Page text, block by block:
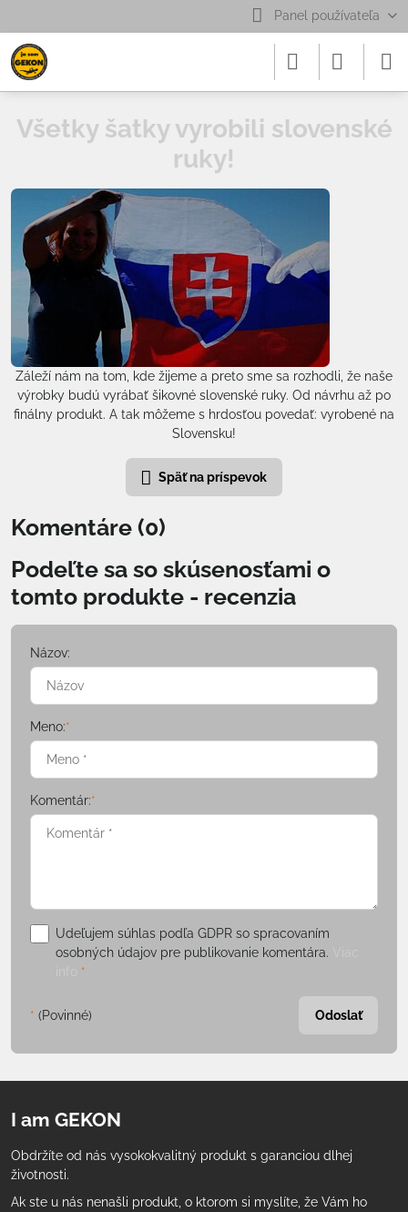
Panel používateľa
Všetky šatky vyrobili slovenské
ruky!
Záleží nám na tom, kde žijeme a preto sme sa rozhodli, že naše
výrobky budú vyrábať šikovné slovenské ruky. Od návrhu až po
finálny produkt. A tak môžeme s hrdosťou povedať: vyrobené na
Slovensku!
Späť na príspevok
Komentáre (0)
Podeľte sa so skúsenosťami o
tomto produkte - recenzia
Názov:
Meno:*
Komentár:*
Udeľujem súhlas podľa GDPR so spracovaním
osobných údajov pre publikovanie komentára.
*
* (Povinné) Odoslať
I am GEKON
Obdržíte od nás vysokokvalitný produkt s garanciou dlhej
životnosti.
Ak ste u nás nenašli produkt, o ktorom si myslíte, že Vám ho